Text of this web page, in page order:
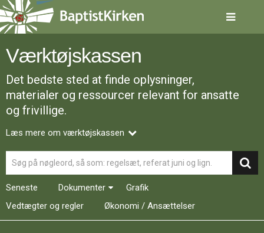
Spring
menu
over
gå
indhold Vend
tilbage
forsiden
1.0:
Forside
3.0:
Kalender
4.0:
Inspiration
5.0:
6.0:
Mission
7.0:
Om
Værktøjskassen
Det bedste sted at finde oplysninger,
materialer og ressourcer relevant for ansatte
og frivillige.
Læs mere om værktøjskassen
Seneste Dokumenter
Grafik
Vedtægter og regler
Økonomi / Ansættelser